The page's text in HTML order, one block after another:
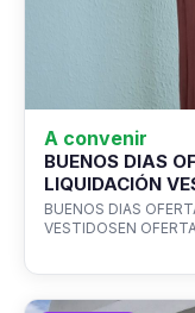
A convenir
BUENOS DIAS
LIQUIDACIÓN
BUENOS DIAS
VESTIDOSEN